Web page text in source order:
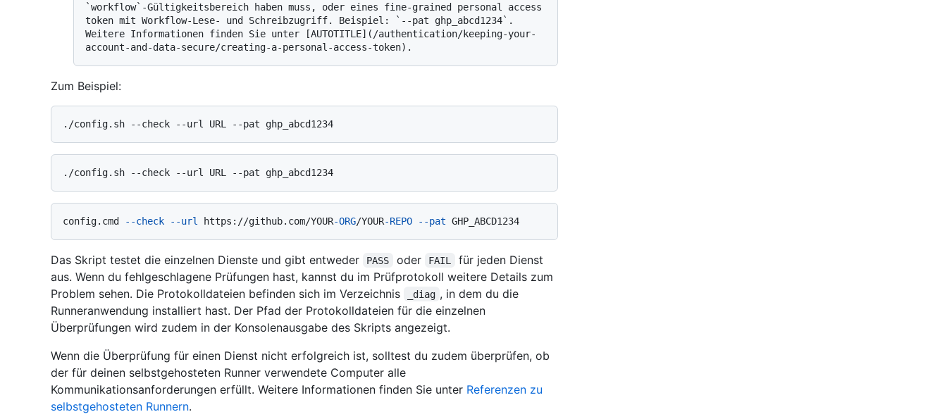
`workflow`-Gültigkeitsbereich haben muss, oder eines fine-grained personal access
token mit Workflow-Lese- und Schreibzugriff. Beispiel: `--pat ghp_abcd1234`.
Weitere Informationen finden Sie unter [AUTOTITLE](/authentication/keeping-your-
Zum Beispiel:
config.cmd --check --url https://github.com/YOUR-ORG/YOUR-REPO --pat
Das Skript testet die einzelnen Dienste und gibt entweder PASS oder FAIL
für jeden Dienst
aus. Wenn du fehlgeschlagene Prüfungen hast, kannst du im Prüfprotokoll weitere Details zum
Problem sehen. Die Protokolldateien befinden sich im Verzeichnis
_diag , in dem du die
Runneranwendung installiert hast. Der Pfad der Protokolldateien für die einzelnen
Überprüfungen wird zudem in der Konsolenausgabe des Skripts angezeigt.
Wenn die Überprüfung für einen Dienst nicht erfolgreich ist, solltest du zudem überprüfen, ob
der für deinen selbstgehosteten Runner verwendete Computer alle
Kommunikationsanforderungen erfüllt. Weitere Informationen finden Sie unter Referenzen zu
selbstgehosteten Runnern.